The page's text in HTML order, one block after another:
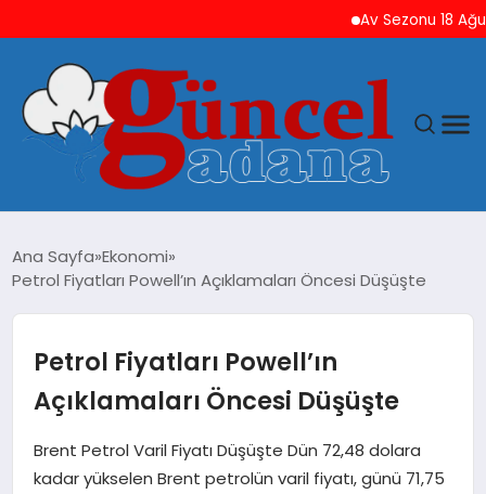
Av Sezonu 18
GÜNCEL
YAŞAM
MAGAZIN
Ana Sayfa Ekonomi
Petrol Fiyatları Powell’ın Açıklamaları Öncesi Düşüşte
Petrol Fiyatları Powell’ın
Açıklamaları Öncesi Düşüşte
Brent Petrol Varil Fiyatı Düşüşte Dün 72,48 dolara
kadar yükselen Brent petrolün varil fiyatı, günü 71,75